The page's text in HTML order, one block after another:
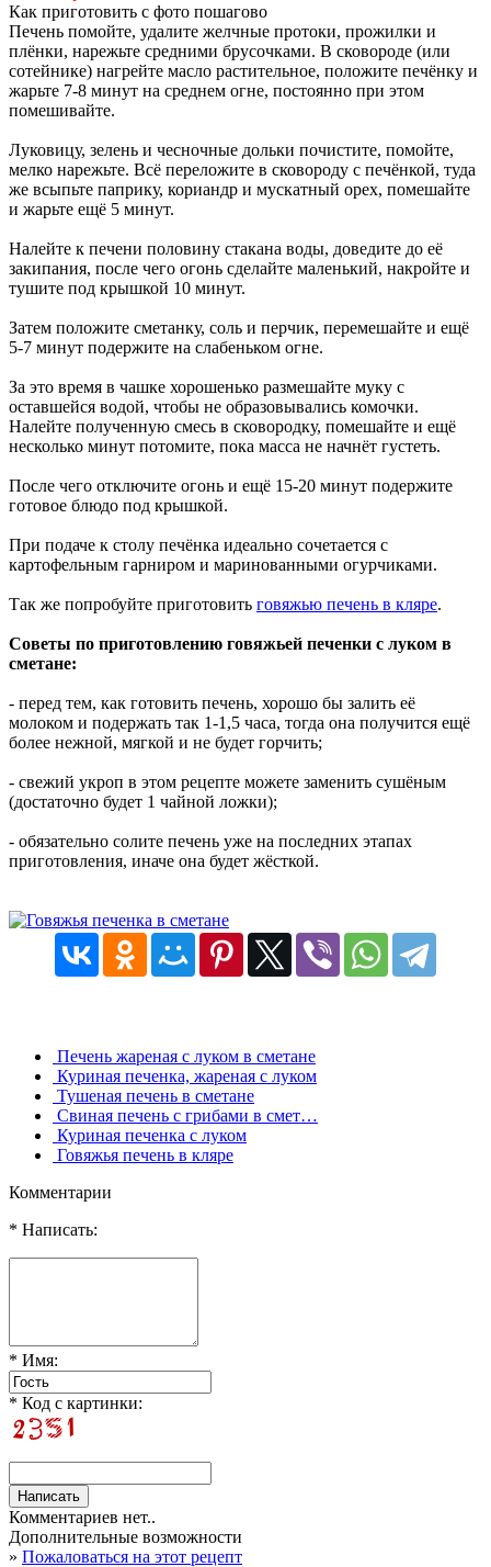
Как приготовить с фото пошагово
Печень помойте, удалите желчные протоки, прожилки и
плёнки, нарежьте средними брусочками. В сковороде (или
сотейнике) нагрейте масло растительное, положите печёнку и
жарьте 7-8 минут на среднем огне, постоянно при этом
помешивайте.
Луковицу, зелень и чесночные дольки почистите, помойте,
мелко нарежьте. Всё переложите в сковороду с печёнкой, туда
же всыпьте паприку, кориандр и мускатный орех, помешайте
и жарьте ещё 5 минут.
Налейте к печени половину стакана воды, доведите до её
закипания, после чего огонь сделайте маленький, накройте и
тушите под крышкой 10 минут.
Затем положите сметанку, соль и перчик, перемешайте и ещё
5-7 минут подержите на слабеньком огне.
За это время в чашке хорошенько размешайте муку с
оставшейся водой, чтобы не образовывались комочки.
Налейте полученную смесь в сковородку, помешайте и ещё
несколько минут потомите, пока масса не начнёт густеть.
После чего отключите огонь и ещё 15-20 минут подержите
готовое блюдо под крышкой.
При подаче к столу печёнка идеально сочетается с
картофельным гарниром и маринованными огурчиками.
Так же попробуйте приготовить говяжью печень в кляре.
Советы по приготовлению говяжьей печенки с луком в
сметане:
- перед тем, как готовить печень, хорошо бы залить её
молоком и подержать так 1-1,5 часа, тогда она получится ещё
более нежной, мягкой и не будет горчить;
- свежий укроп в этом рецепте можете заменить сушёным
(достаточно будет 1 чайной ложки);
- обязательно солите печень уже на последних этапах
приготовления, иначе она будет жёсткой.
Печень жареная с луком в сметане
Куриная печенка, жареная с луком
Тушеная печень в сметане
Свиная печень с грибами в смет…
Куриная печенка с луком
Говяжья печень в кляре
Комментарии
* Написать:
* Имя:
* Код с картинки:
Комментариев нет..
Дополнительные возможности
» Пожаловаться на этот рецепт